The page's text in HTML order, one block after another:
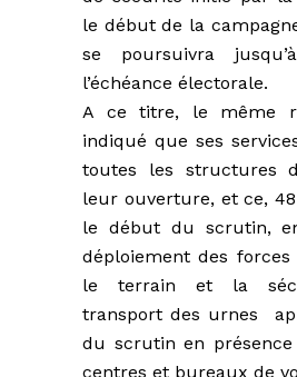
le début de la
se poursuivra
l’échéance électorale.
A ce titre, le même
indiqué que ses
toutes les structures
leur ouverture, et ce,
le début du scrutin,
déploiement des
le terrain et la
transport des urnes
du scrutin en
centres et bureaux de